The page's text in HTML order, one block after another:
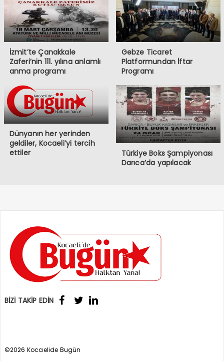
İzmit’te Çanakkale
Zaferi’nin 111. yılına anlamlı
anma programı
Gebze Ticaret
Platformundan İftar
Programı
Dünyanın her yerinden
geldiler, Kocaeli’yi tercih
ettiler
Türkiye Boks Şampiyonası
Darıca’da yapılacak
BİZİ TAKİP EDİN
©2026 Kocaelide Bugün